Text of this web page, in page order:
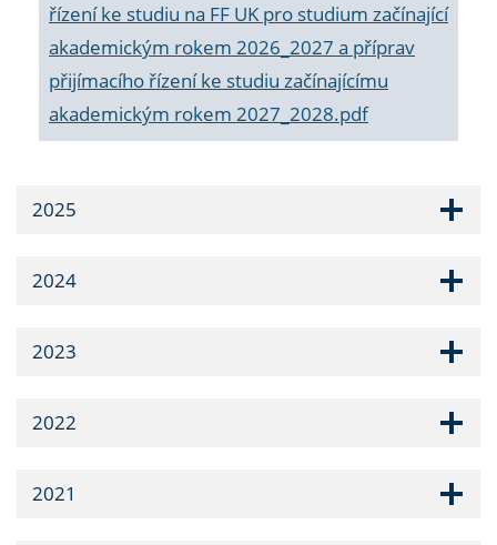
řízení ke studiu na FF UK pro studium začínající
akademickým rokem 2026_2027 a příprav
přijímacího řízení ke studiu začínajícímu
akademickým rokem 2027_2028.pdf
2025
2024
2023
2022
2021